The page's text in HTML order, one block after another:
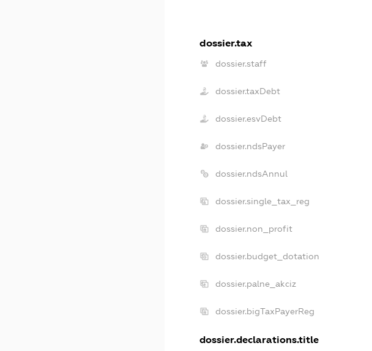
dossier.tax
dossier.staff
dossier.taxDebt
dossier.esvDebt
dossier.ndsPayer
dossier.ndsAnnul
dossier.single_tax_reg
dossier.non_profit
dossier.budget_dotation
dossier.palne_akciz
dossier.bigTaxPayerReg
dossier.declarations.title